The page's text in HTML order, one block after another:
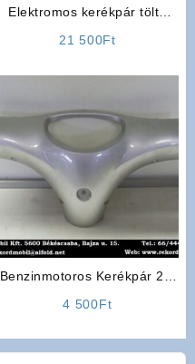
Elektromos kerékpár töltő
21 500Ft
Benzinmotoros Kerékpár 2T,
4 500Ft